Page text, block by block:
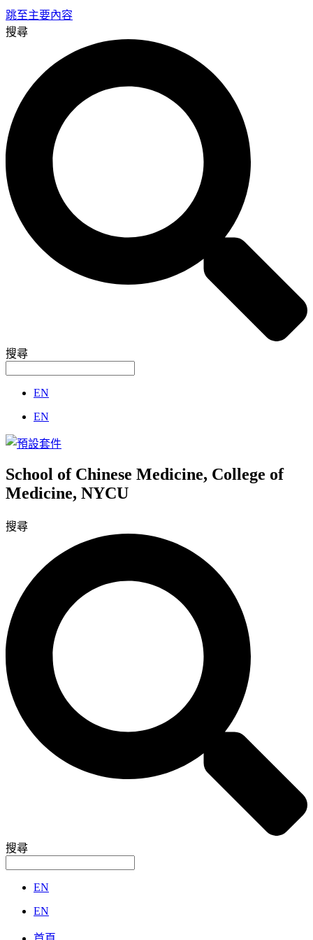
跳至主要內容
搜尋
搜尋
EN
EN
School of Chinese Medicine, College of
Medicine, NYCU
搜尋
搜尋
EN
EN